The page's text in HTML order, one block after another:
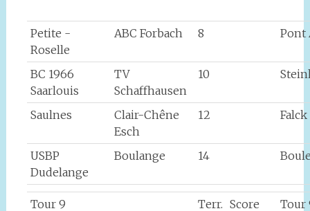
Petite -
Roselle
ABC Forbach 8 Pont
BC 1966
Saarlouis
TV
Schaffhausen
10
Saulnes
Clair-Chêne
Esch
12 Falck
USBP
Dudelange
Boulange 14
Tour 9 Terr. Score Tour